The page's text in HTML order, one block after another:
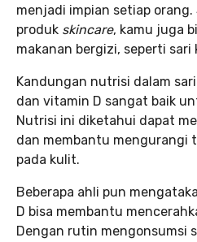
menjadi impian setiap
produk skincare, kamu juga
makanan bergizi, seperti sari
Kandungan nutrisi dalam
dan vitamin D sangat baik
Nutrisi ini diketahui dapat
dan membantu mengurangi
pada kulit.
Beberapa ahli pun
D bisa membantu
Dengan rutin mengonsumsi